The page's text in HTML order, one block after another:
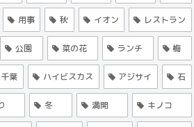
用事 秋 イオン レストラン
公園 菜の花 ランチ 梅
千葉 ハイビスカス アジサイ 石
冬 満開 キノコ